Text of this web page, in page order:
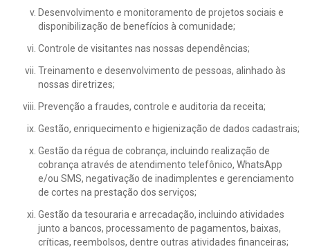
Desenvolvimento e monitoramento de projetos sociais e
disponibilização de benefícios à comunidade;
Controle de visitantes nas nossas dependências;
Treinamento e desenvolvimento de pessoas, alinhado às
nossas diretrizes;
Prevenção a fraudes, controle e auditoria da receita;
Gestão, enriquecimento e higienização de dados cadastrais;
Gestão da régua de cobrança, incluindo realização de
cobrança através de atendimento telefônico, WhatsApp
e/ou SMS, negativação de inadimplentes e gerenciamento
de cortes na prestação dos serviços;
Gestão da tesouraria e arrecadação, incluindo atividades
junto a bancos, processamento de pagamentos, baixas,
críticas, reembolsos, dentre outras atividades financeiras;